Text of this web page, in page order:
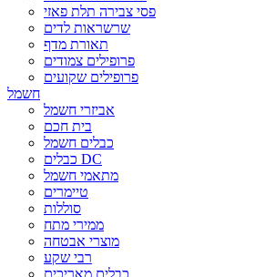
פסי צבירה תלת פאזי
שרשראות לדים
תאורת מדף
פרופילים צמודים
פרופילים שקועים
חשמל
אביזרי חשמל
בית חכם
כבלים חשמל
כבלים DC
מתאמי חשמל
טיימרים
סוללות
ממירי מתח
מוצרי אבטחה
רבי שקע